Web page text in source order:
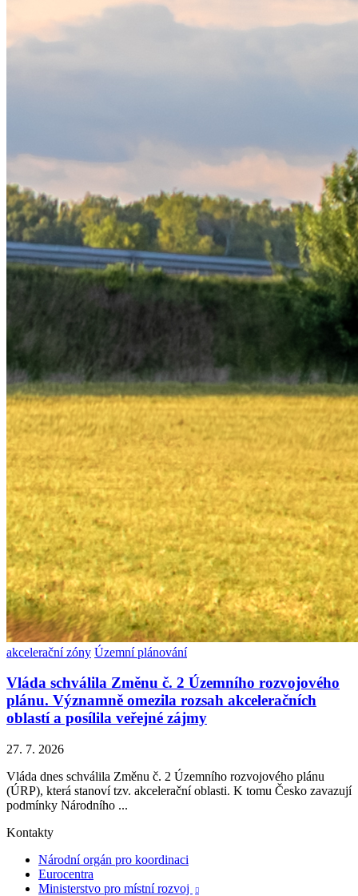
akcelerační zóny Územní plánování
Vláda schválila Změnu č. 2 Územního rozvojového
plánu. Významně omezila rozsah akceleračních
oblastí a posílila veřejné zájmy
27. 7. 2026
Vláda dnes schválila Změnu č. 2 Územního rozvojového plánu
(ÚRP), která stanoví tzv. akcelerační oblasti. K tomu Česko zavazují
podmínky Národního ...
Kontakty
Národní orgán pro koordinaci
Eurocentra
Ministerstvo pro místní rozvoj
